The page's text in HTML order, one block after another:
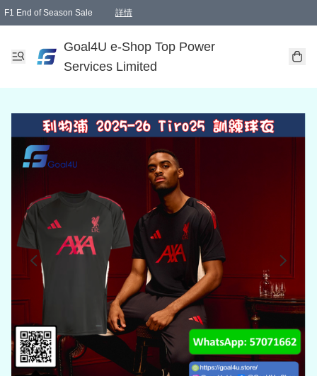
F1 End of Season Sale 詳情
Goal4U e-Shop Top Power
Services Limited